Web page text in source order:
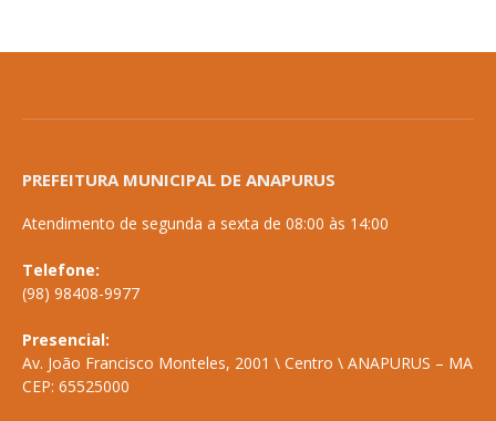
PREFEITURA MUNICIPAL DE ANAPURUS
Atendimento de segunda a sexta de 08:00 às 14:00
Telefone:
(98) 98408-9977
Presencial:
Av. João Francisco Monteles, 2001 \ Centro \ ANAPURUS – MA
CEP: 65525000